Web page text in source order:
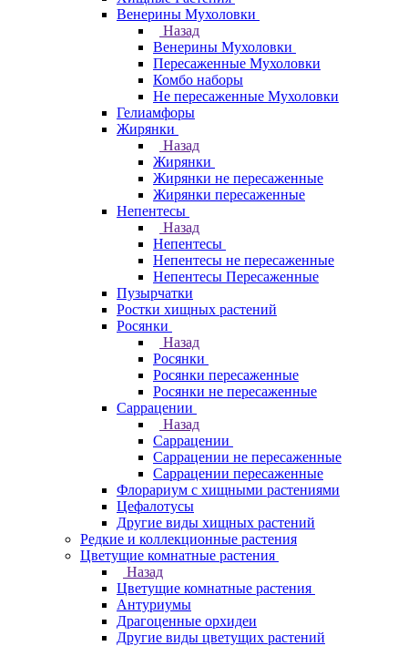
Венерины Мухоловки
Назад
Венерины Мухоловки
Пересаженные Мухоловки
Комбо наборы
Не пересаженные Мухоловки
Гелиамфоры
Жирянки
Назад
Жирянки
Жирянки не пересаженные
Жирянки пересаженные
Непентесы
Назад
Непентесы
Непентесы не пересаженные
Непентесы Пересаженные
Пузырчатки
Ростки хищных растений
Росянки
Назад
Росянки
Росянки пересаженные
Росянки не пересаженные
Саррацении
Назад
Саррацении
Саррацении не пересаженные
Саррацении пересаженные
Флорариум с хищными растениями
Цефалотусы
Другие виды хищных растений
Редкие и коллекционные растения
Цветущие комнатные растения
Назад
Цветущие комнатные растения
Антуриумы
Драгоценные орхидеи
Другие виды цветущих растений